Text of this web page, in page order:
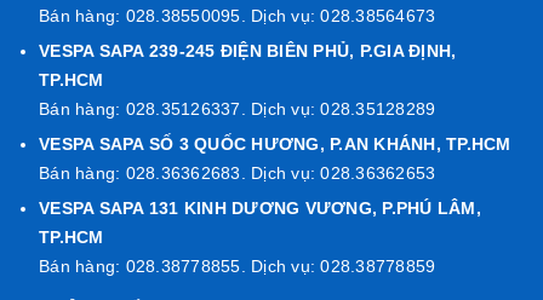
Bán hàng: 028.38550095. Dịch vụ: 028.38564673
VESPA SAPA 239-245 ĐIỆN BIÊN PHỦ, P.GIA ĐỊNH,
TP.HCM
Bán hàng: 028.35126337. Dịch vụ: 028.35128289
VESPA SAPA SỐ 3 QUỐC HƯƠNG, P.AN KHÁNH, TP.HCM
Bán hàng: 028.36362683. Dịch vụ: 028.36362653
VESPA SAPA 131 KINH DƯƠNG VƯƠNG, P.PHÚ LÂM,
TP.HCM
Bán hàng: 028.38778855. Dịch vụ: 028.38778859